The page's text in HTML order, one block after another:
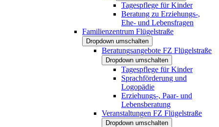
Tagespflege für Kinder
Beratung zu Erziehungs-,
Ehe- und Lebensfragen
Familienzentrum Flügelstraße
Dropdown umschalten
Beratungsangebote FZ Flügelstraße
Dropdown umschalten
Tagespflege für Kinder
Sprachförderung und
Logopädie
Erziehungs-, Paar- und
Lebensberatung
Veranstaltungen FZ Flügelstraße
Dropdown umschalten